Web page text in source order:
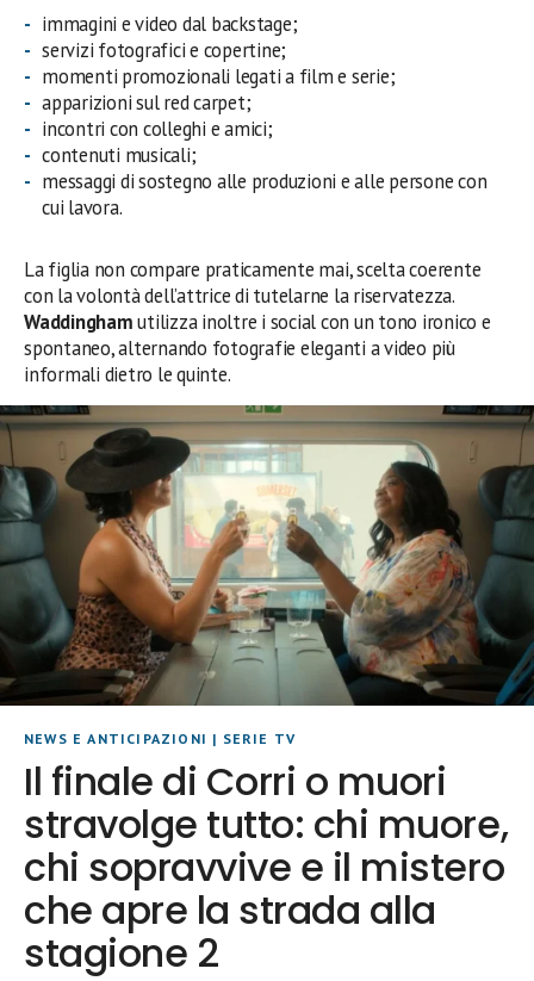
immagini e video dal backstage;
servizi fotografici e copertine;
momenti promozionali legati a film e serie;
apparizioni sul red carpet;
incontri con colleghi e amici;
contenuti musicali;
messaggi di sostegno alle produzioni e alle persone con
cui lavora.
La figlia non compare praticamente mai, scelta coerente
con la volontà dell’attrice di tutelarne la riservatezza.
Waddinghamutilizza inoltre i social con un tono ironico e
spontaneo, alternando fotografie eleganti a video più
informali dietro le quinte.
NEWS E ANTICIPAZIONI | SERIE TV
Il finale di Corri o muori
stravolge tutto: chi muore,
chi sopravvive e il mistero
che apre la strada alla
stagione 2